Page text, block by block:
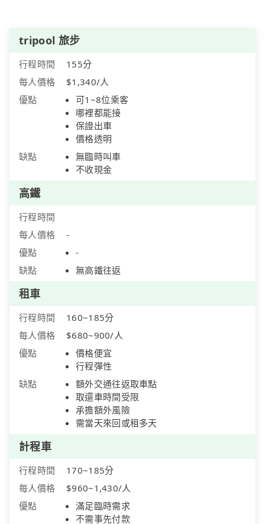
tripool 旅步
行程時間
155分
每人價格
$1,340/人
優點
可1~8位乘客
哪裡都能接
保證出車
價格透明
缺點
無臨時叫車
不收現金
高鐵
行程時間
每人價格
-
優點
-
缺點
無高鐵往返
租車
行程時間
160~185分
每人價格
$680~900/人
優點
價格便宜
行程彈性
缺點
額外交通往返取車點
取還車時間受限
承擔額外風險
需當天來回或租多天
計程車
行程時間
170~185分
每人價格
$960~1,430/人
優點
滿足臨時需求
不需事先付款